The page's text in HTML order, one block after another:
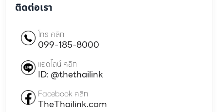
ติดต่อเรา
โทร คลิก
099-185-8000
แอดไลน์ คลิก
ID: @thethailink
Facebook คลิก
TheThailink.com